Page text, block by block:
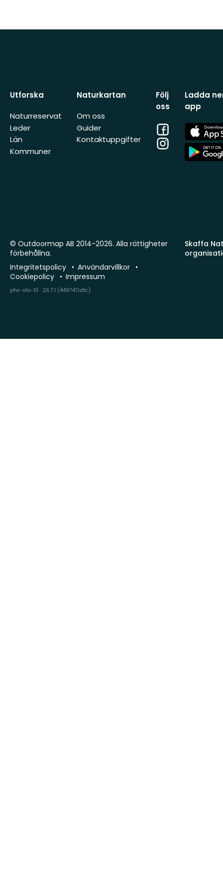
Utforska
Naturreservat
Leder
Län
Kommuner
Naturkartan
Om oss
Guider
Kontaktuppgifter
Följ
oss
Facebook
Instagram
Ladda
app
App
Store
App
Store
Skaffa
© Outdoormap AB 2014-2026. Alla rättigheter
förbehållna.
Integritetspolicy
Användarvillkor
Cookiepolicy
Impressum
phx-sto-01 · 26.7.1 (449747a8c)